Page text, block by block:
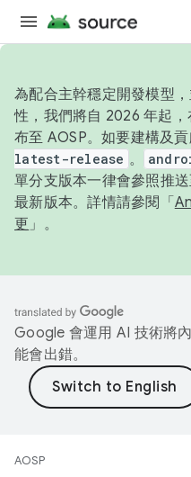
為配合主幹穩定開發模型
性，我們將自 2026 年起
布至 AOSP。如要建構及
latest-release 。
單分支版本一律會參照推
最新版本。詳情請參閱「
更 」。
Google 會運用 AI 技術將
能會出錯。
AOSP